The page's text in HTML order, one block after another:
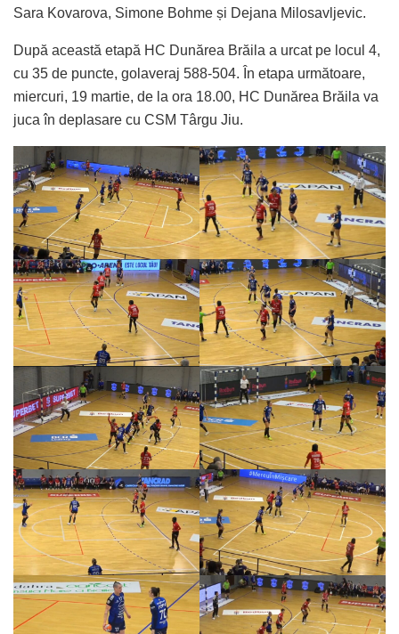
Sara Kovarova, Simone Bohme și Dejana Milosavljevic.
După această etapă HC Dunărea Brăila a urcat pe locul 4,
cu 35 de puncte, golaveraj 588-504. În etapa următoare,
miercuri, 19 martie, de la ora 18.00, HC Dunărea Brăila va
juca în deplasare cu CSM Târgu Jiu.